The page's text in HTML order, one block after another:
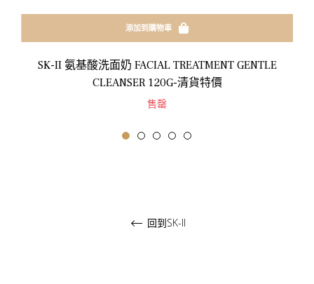
添加到購物車
SK-II 氨基酸洗面奶 FACIAL TREATMENT GENTLE
CLEANSER 120G-清貨特價
售罄
回到SK-II